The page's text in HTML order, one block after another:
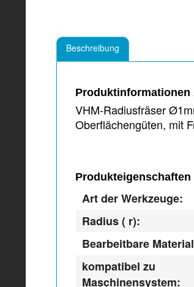
Beschreibung
Produktinformationen
VHM-Radiusfräser
Oberflächengüten, mit
Produkteigenschaften
Art der Werkzeuge:
Radius ( r):
Bearbeitbare
kompatibel zu
Maschinensystem: